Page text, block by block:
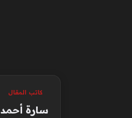
كاتب المقال
سارة أحمد